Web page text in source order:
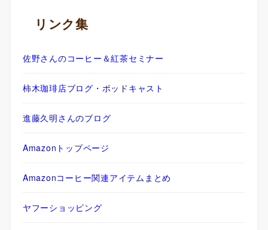
リンク集
佐野さんのコーヒー＆紅茶セミナー
柿木珈琲店ブログ・ポッドキャスト
進藤久明さんのブログ
Amazonトップページ
Amazonコーヒー関連アイテムまとめ
ヤフーショッピング